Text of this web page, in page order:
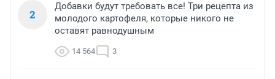
2
Добавки будут требовать все! Три рецепта из
молодого картофеля, которые никого не
оставят равнодушным
14 564 3